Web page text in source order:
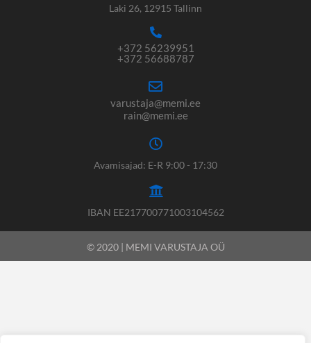
Laki 26, 12915 Tallinn
+372 56239951
+372 56688787
varustaja@memi.ee
rain@memi.ee
Avamisajad: E-R 9:00 - 17:30
IBAN EE217700771003104562
© 2020 | MEMI VARUSTAJA OÜ